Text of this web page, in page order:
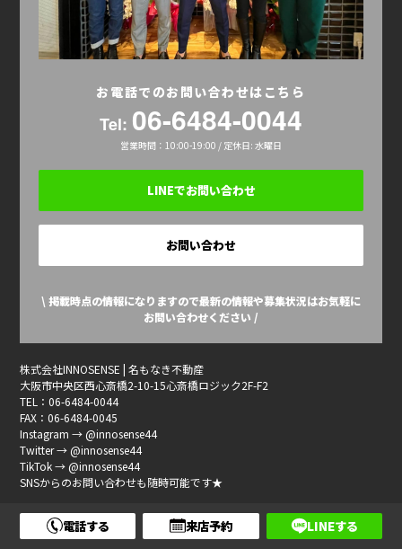
お電話でのお問い合わせはこちら
Tel: 06-6484-0044
営業時間：10:00-19:00 / 定休日: 水曜日
LINEでお問い合わせ
お問い合わせ
\ 掲載時点の情報になりますので最新の情報や募集状況はお気軽に
お問い合わせください /
株式会社INNOSENSE | 名もなき不動産
大阪市中央区西心斎橋2-10-15心斎橋ロジック2F-F2
TEL：06-6484-0044
FAX：06-6484-0045
Instagram → @innosense44
Twitter → @innosense44
TikTok → @innosense44
SNSからのお問い合わせも随時可能です★
電話する 来店予約 LINEする